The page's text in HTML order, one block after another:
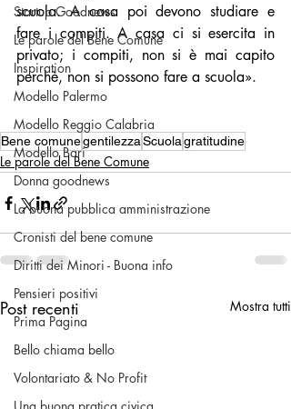
Startup Goodnews
Le parole del Bene Comune
Inspiration
Modello Palermo
Modello Reggio Calabria
Modello Bari
Donna goodnews
La buona pubblica amministrazione
Cronisti del bene comune
Diritti dei Minori - Buona info
Pensieri positivi
Prima Pagina
Bello chiama bello
Volontariato & No Profit
scuola. A casa poi devono studiare e
fare i compiti. A casa ci si esercita in
privato; i compiti, non si è mai capito
perchè, non si possono fare a scuola».
Bene comunegentilezzaScuolagratitudine
Le parole del Bene Comune
Post recenti Mostra tutti